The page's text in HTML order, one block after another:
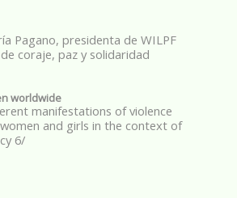
Pagano, presidenta de WILPF
coraje, paz y solidaridad
worldwide
manifestations of violence
and girls in the context of
6/